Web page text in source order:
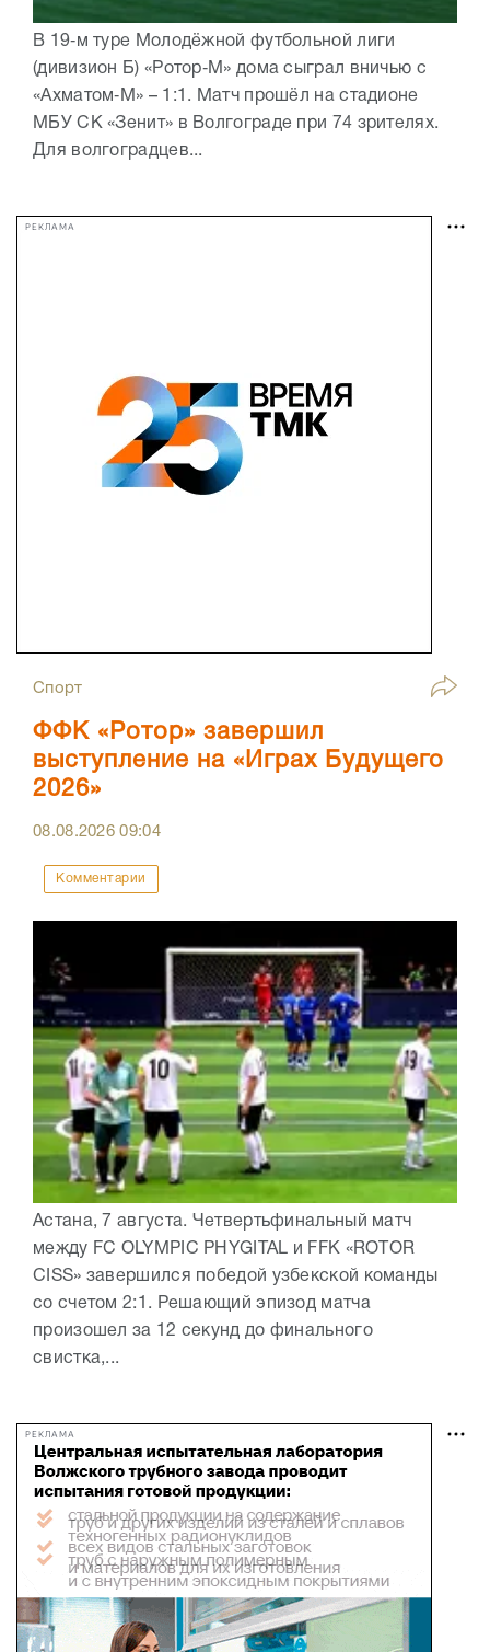
В 19‑м туре Молодёжной футбольной лиги
(дивизион Б) «Ротор‑М» дома сыграл вничью с
«Ахматом‑М» – 1:1. Матч прошёл на стадионе
МБУ СК «Зенит» в Волгограде при 74 зрителях.
Для волгоградцев...
РЕКЛАМА
Спорт
ФФК «Ротор» завершил
выступление на «Играх Будущего
2026»
08.08.202609:04
Комментарии
Астана, 7 августа. Четвертьфинальный матч
между FC OLYMPIC PHYGITAL и FFK «ROTOR
CISS» завершился победой узбекской команды
со счетом 2:1. Решающий эпизод матча
произошел за 12 секунд до финального
свистка,...
РЕКЛАМА